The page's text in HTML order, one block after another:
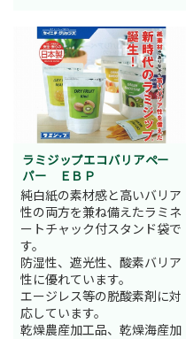
ラミジップエコバリアペー
パー ＥＢＰ
純白紙の素材感と高いバリア
性の両方を兼ね備えたラミネ
ートチャック付スタンド袋で
す。
防湿性、遮光性、酸素バリア
性に優れています。
エージレス等の脱酸素剤に対
応しています。
乾燥農産加工品、乾燥海産加